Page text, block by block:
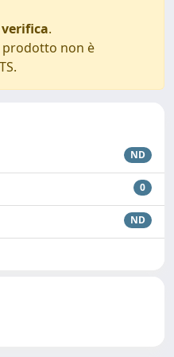
.
prodotto non è
ND
0
ND